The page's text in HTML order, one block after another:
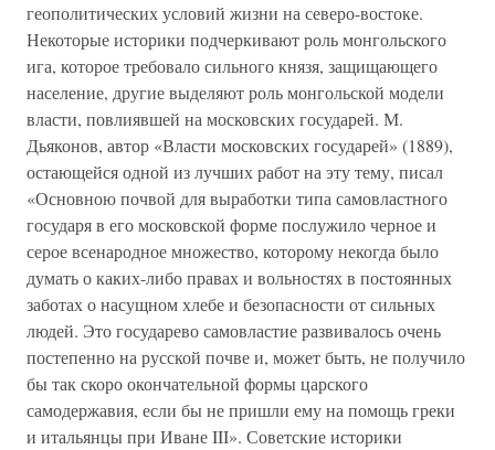
геополитических условий жизни на северо-востоке.
Некоторые историки подчеркивают роль монгольского
ига, которое требовало сильного князя, защищающего
население, другие выделяют роль монгольской модели
власти, повлиявшей на московских государей. М.
Дьяконов, автор «Власти московских государей» (1889),
остающейся одной из лучших работ на эту тему, писал
«Основною почвой для выработки типа самовластного
государя в его московской форме послужило черное и
серое всенародное множество, которому некогда было
думать о каких-либо правах и вольностях в постоянных
заботах о насущном хлебе и безопасности от сильных
людей. Это государево самовластие развивалось очень
постепенно на русской почве и, может быть, не получило
бы так скоро окончательной формы царского
самодержавия, если бы не пришли ему на помощь греки
и итальянцы при Иване III». Советские историки